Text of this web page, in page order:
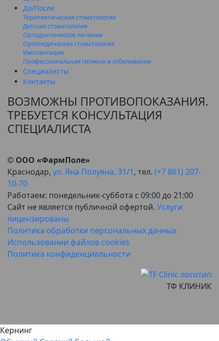
До/После
Терапевтическая стоматология
Детская стоматология
Ортодонтическое лечение
Ортопедическая стоматология
Имплантация
Профессиональная гигиена и отбеливание
Специалисты
Контакты
ВОЗМОЖНЫ ПРОТИВОПОКАЗАНИЯ.
ТРЕБУЕТСЯ КОНСУЛЬТАЦИЯ
СПЕЦИАЛИСТА
© ООО «ФармПоле»
Краснодар, ул. Яна Полуяна, 31/1, тел. (+7 861) 207-
10-70
Работаем: понедельник-суббота с 09:00 до 21:00
Сайт не является публичной офертой. Услуги
лицензированы
Политика обработки персональных данных
Использовании файлов cookies
Политика конфиденциальности
ТФ КЛИНИК
Кернинг